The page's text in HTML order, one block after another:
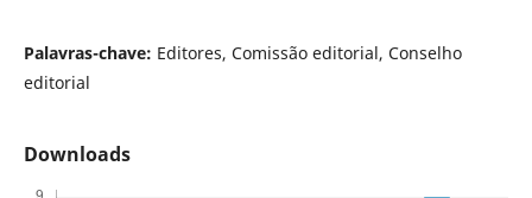
Palavras-chave: Editores, Comissão editorial, Conselho
editorial
Downloads